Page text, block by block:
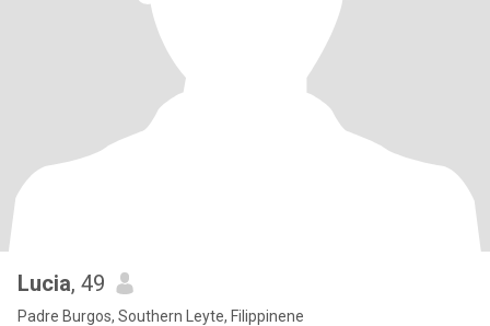
Lucia, 49
Padre Burgos, Southern Leyte, Filippinene